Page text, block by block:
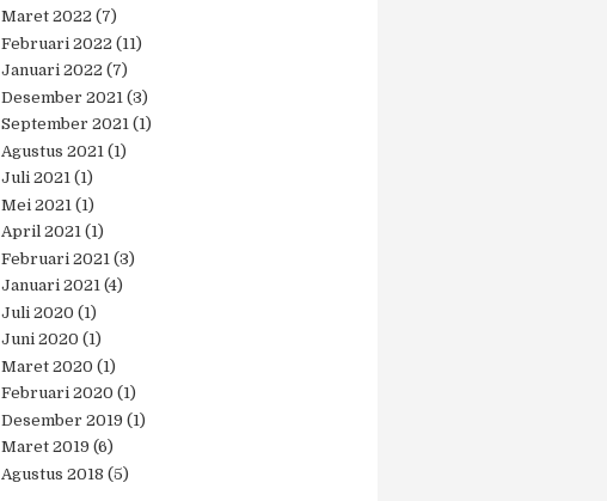
Maret 2022 (7)
Februari 2022 (11)
Januari 2022 (7)
Desember 2021 (3)
September 2021 (1)
Agustus 2021 (1)
Juli 2021 (1)
Mei 2021 (1)
April 2021 (1)
Februari 2021 (3)
Januari 2021 (4)
Juli 2020 (1)
Juni 2020 (1)
Maret 2020 (1)
Februari 2020 (1)
Desember 2019 (1)
Maret 2019 (6)
Agustus 2018 (5)